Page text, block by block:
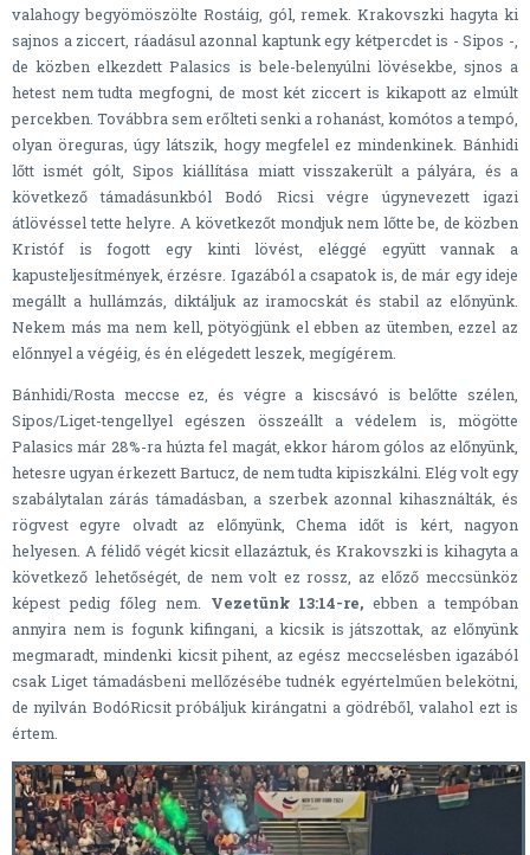
valahogy begyömöszölte Rostáig, gól, remek. Krakovszki hagyta ki
sajnos a ziccert, ráadásul azonnal kaptunk egy kétpercdet is - Sipos -,
de közben elkezdett Palasics is bele-belenyúlni lövésekbe, sjnos a
hetest nem tudta megfogni, de most két ziccert is kikapott az elmúlt
percekben. Továbbra sem erőlteti senki a rohanást, komótos a tempó,
olyan öreguras, úgy látszik, hogy megfelel ez mindenkinek. Bánhidi
lőtt ismét gólt, Sipos kiállítása miatt visszakerült a pályára, és a
következő támadásunkból Bodó Ricsi végre úgynevezett igazi
átlövéssel tette helyre. A következőt mondjuk nem lőtte be, de közben
Kristóf is fogott egy kinti lövést, eléggé együtt vannak a
kapusteljesítmények, érzésre. Igazából a csapatok is, de már egy ideje
megállt a hullámzás, diktáljuk az iramocskát és stabil az előnyünk.
Nekem más ma nem kell, pötyögjünk el ebben az ütemben, ezzel az
előnnyel a végéig, és én elégedett leszek, megígérem.
Bánhidi/Rosta meccse ez, és végre a kiscsávó is belőtte szélen,
Sipos/Liget-tengellyel egészen összeállt a védelem is, mögötte
Palasics már 28%-ra húzta fel magát, ekkor három gólos az előnyünk,
hetesre ugyan érkezett Bartucz, de nem tudta kipiszkálni. Elég volt egy
szabálytalan zárás támadásban, a szerbek azonnal kihasználták, és
rögvest egyre olvadt az előnyünk, Chema időt is kért, nagyon
helyesen. A félidő végét kicsit ellazáztuk, és Krakovszki is kihagyta a
következő lehetőségét, de nem volt ez rossz, az előző meccsünköz
képest pedig főleg nem. Vezetünk 13:14-re, ebben a tempóban
annyira nem is fogunk kifingani, a kicsik is játszottak, az előnyünk
megmaradt, mindenki kicsit pihent, az egész meccselésben igazából
csak Liget támadásbeni mellőzésébe tudnék egyértelműen belekötni,
de nyilván BodóRicsit próbáljuk kirángatni a gödréből, valahol ezt is
értem.